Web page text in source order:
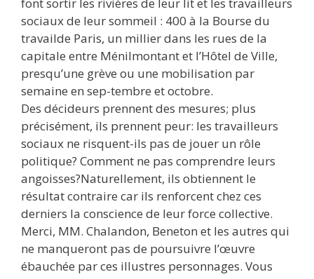
sociaux de leur sommeil : 400 à la Bourse du
travailde Paris, un millier dans les rues de la
capitale entre Ménilmontant et l’Hôtel de Ville,
presqu’une grève ou une mobilisation par
semaine en sep-tembre et octobre.
Des décideurs prennent des mesures; plus
précisément, ils prennent peur: les travailleurs
sociaux ne risquent-ils pas de jouer un rôle
politique? Comment ne pas comprendre leurs
angoisses?Naturellement, ils obtiennent le
résultat contraire car ils renforcent chez ces
derniers la conscience de leur force collective.
Merci, MM. Chalandon, Beneton et les autres qui
ne manqueront pas de poursuivre l’œuvre
ébauchée par ces illustres personnages. Vous